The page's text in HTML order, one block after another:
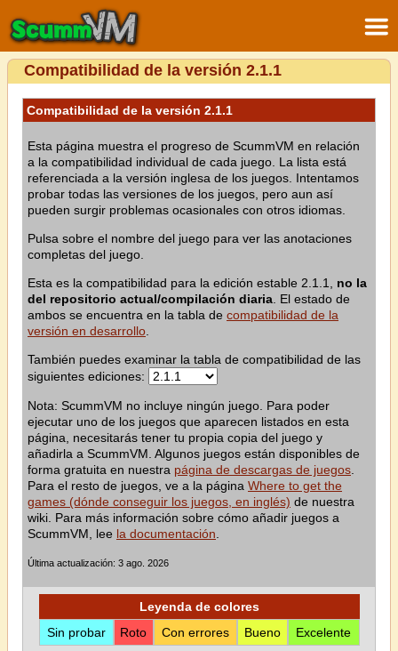
Compatibilidad de la versión 2.1.1
Compatibilidad de la versión 2.1.1
Esta página muestra el progreso de ScummVM en relación
a la compatibilidad individual de cada juego. La lista está
referenciada a la versión inglesa de los juegos. Intentamos
probar todas las versiones de los juegos, pero aun así
pueden surgir problemas ocasionales con otros idiomas.
Pulsa sobre el nombre del juego para ver las anotaciones
completas del juego.
Esta es la compatibilidad para la edición estable 2.1.1, no la
del repositorio actual/compilación diaria . El estado de
ambos se encuentra en la tabla de compatibilidad de la
versión en desarrollo
También puedes examinar la tabla de compatibilidad de las
siguientes ediciones:
Nota: ScummVM no incluye ningún juego. Para poder
ejecutar uno de los juegos que aparecen listados en esta
página, necesitarás tener tu propia copia del juego y
añadirla a ScummVM. Algunos juegos están disponibles de
forma gratuita en nuestra página de descargas de juegos
Para el resto de juegos, ve a la página Where to get the
games (dónde conseguir los juegos, en inglés) de nuestra
wiki. Para más información sobre cómo añadir juegos a
ScummVM, lee la documentación
Última actualización: 3 ago. 2026
Leyenda de colores
Sin probar
Roto Con errores Bueno Excelente